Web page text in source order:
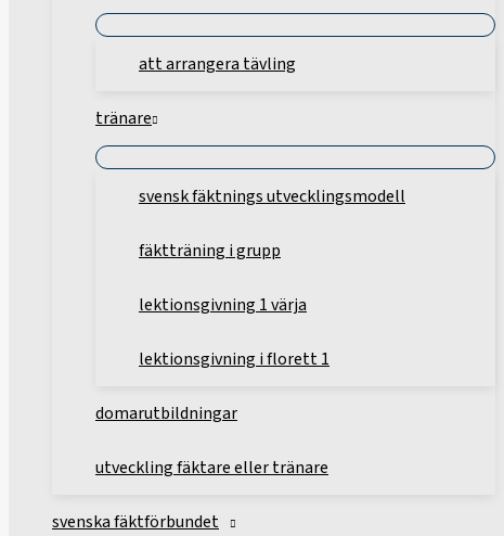
att arrangera tävling
tränare
svensk fäktnings utvecklingsmodell
fäktträning i grupp
lektionsgivning 1 värja
lektionsgivning i florett 1
domarutbildningar
utveckling fäktare eller tränare
svenska fäktförbundet